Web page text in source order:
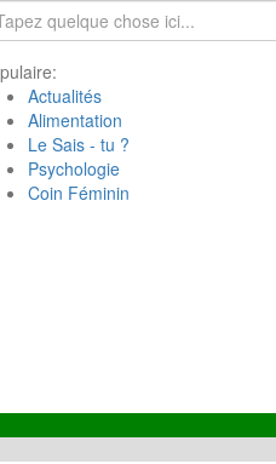
Actualités
Alimentation
Le Sais - tu ?
Psychologie
Coin Féminin